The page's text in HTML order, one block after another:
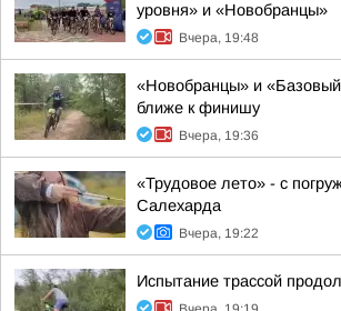
уровня» и «Новобранцы»
Вчера, 19:48
«Новобранцы» и
ближе к финишу
Вчера, 19:36
«Трудовое лето» - с
Салехарда
Вчера, 19:22
Испытание трассой